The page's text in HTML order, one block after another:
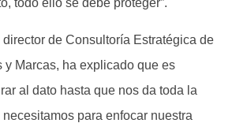
todo ello se debe proteger”.
de Consultoría Estratégica de
y Marcas, ha explicado que es
al dato hasta que nos da toda la
para enfocar nuestra